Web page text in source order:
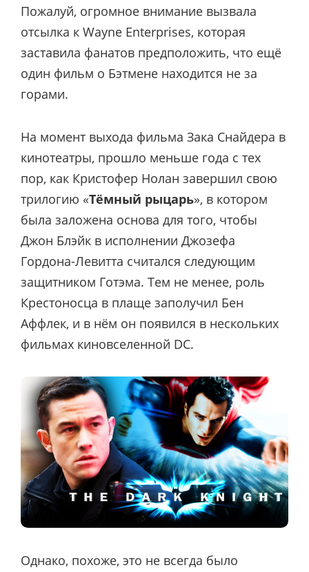
Пожалуй, огромное внимание вызвала
отсылка к Wayne Enterprises, которая
заставила фанатов предположить, что ещё
один фильм о Бэтмене находится не за
горами.
На момент выхода фильма Зака Снайдера в
кинотеатры, прошло меньше года с тех
пор, как Кристофер Нолан завершил свою
трилогию «Тёмный рыцарь», в котором
была заложена основа для того, чтобы
Джон Блэйк в исполнении Джозефа
Гордона-Левитта считался следующим
защитником Готэма. Тем не менее, роль
Крестоносца в плаще заполучил Бен
Аффлек, и в нём он появился в нескольких
фильмах киновселенной DC.
Однако, похоже, это не всегда было